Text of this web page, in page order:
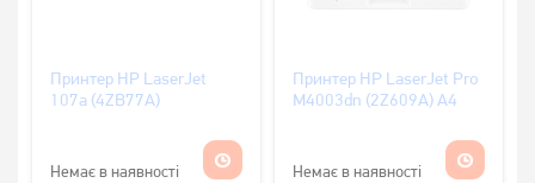
Принтер HP LaserJet
107a (4ZB77A)
Немає в наявності
Принтер HP LaserJet Pro
M4003dn (2Z609A) A4
Немає в наявності